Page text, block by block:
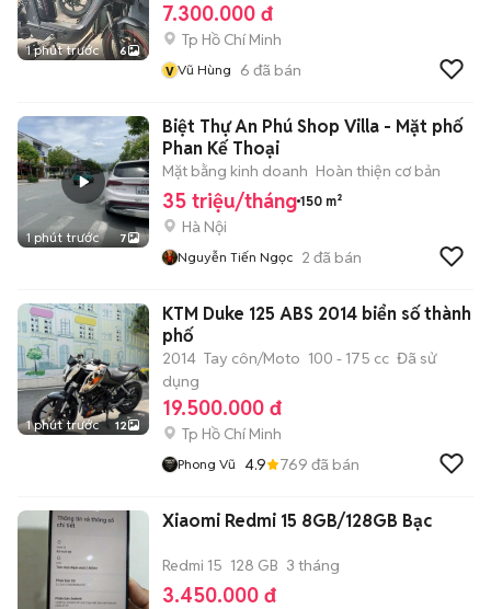
1 phút trước 6
7.300.000 đ
Tp Hồ Chí Minh
v Vũ Hùng 6 đã bán
1 phút trước 7
Biệt Thự An Phú Shop Villa - Mặt phố
Phan Kế Thoại
Mặt bằng kinh doanh Hoàn thiện cơ bản
35 triệu/tháng 150 m²
Hà Nội
Nguyễn Tiến Ngọc 2 đã bán
1 phút trước 12
KTM Duke 125 ABS 2014 biển số thành
phố
2014 Tay côn/Moto 100 - 175 cc Đã sử
dụng
19.500.000 đ
Tp Hồ Chí Minh
Phong Vũ 4.9 769 đã bán
Xiaomi Redmi 15 8GB/128GB Bạc
Redmi 15 128 GB 3 tháng
3.450.000 đ